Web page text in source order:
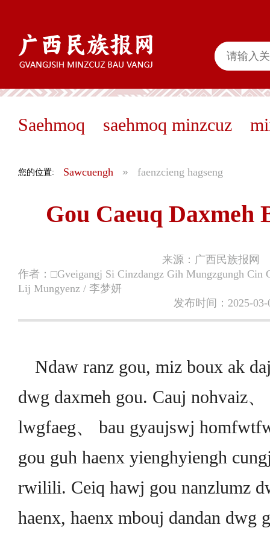
Saehmoq saehmoq minzcuz
您的位置: Sawcuengh faenzcieng hagseng
Gou Caeuq Daxmeh
来源：广西民族报网
作者： □Gveigangj Si Cinzdangz Gih Mungzgungh Cin
Lij Mungyenz / 李梦妍
发布时间：2025-03-
Ndaw ranz gou, miz boux ak
dwg daxmeh gou. Cauj nohvaiz、
lwgfaeg、 bau gyaujswj
gou guh haenx yienghyiengh
rwilili. Ceiq hawj gou nanzlumz
haenx, haenx mbouj dandan dwg